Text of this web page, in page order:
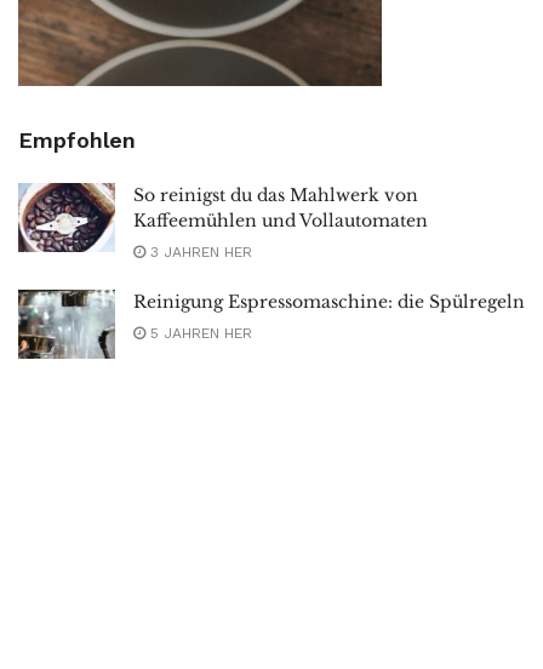
Empfohlen
So reinigst du das Mahlwerk von
Kaffeemühlen und Vollautomaten
3 JAHREN HER
Reinigung Espressomaschine: die Spülregeln
5 JAHREN HER